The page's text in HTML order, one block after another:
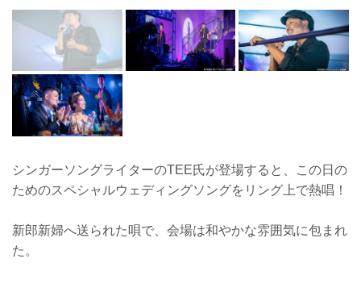
シンガーソングライターのTEE氏が登場すると、この日の
ためのスペシャルウェディングソングをリング上で熱唱！
新郎新婦へ送られた唄で、会場は和やかな雰囲気に包まれ
た。